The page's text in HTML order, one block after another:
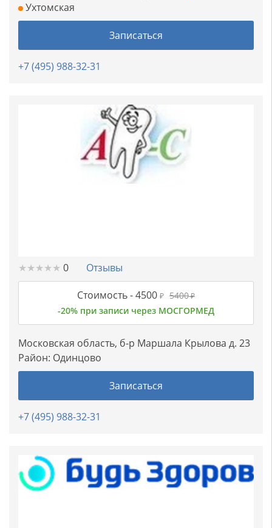
Ухтомская
Записаться
+7 (495) 988-32-31
★★★★★
★★★★★ 0 Отзывы
Стоимость -4500 ₽ 5400₽
-20% при записи через МОСГОРМЕД
Московская область, б-р Маршала Крылова д. 23
Район: Одинцово
Записаться
+7 (495) 988-32-31